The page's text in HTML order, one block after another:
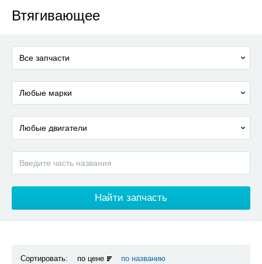
Втягивающее
Сортировать: по цене по названию